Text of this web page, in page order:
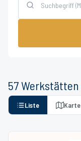
57Werkstätten
Liste Karte